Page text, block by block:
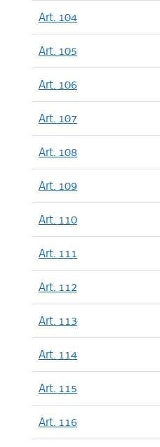
Art. 104
Art. 105
Art. 106
Art. 107
Art. 108
Art. 109
Art. 110
Art. 111
Art. 112
Art. 113
Art. 114
Art. 115
Art. 116